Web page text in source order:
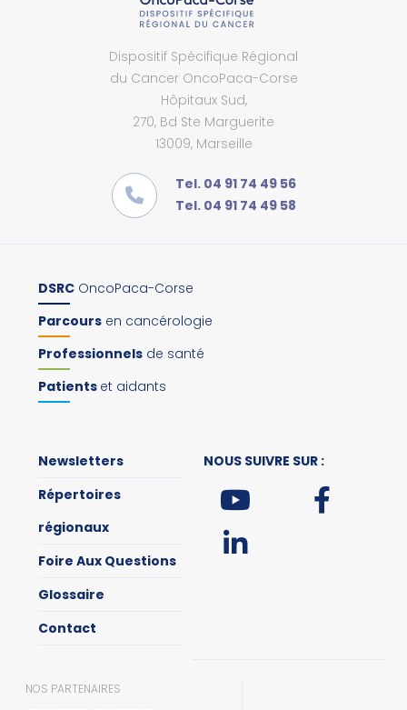
Dispositif Spécifique Régional
du Cancer OncoPaca-Corse
Hôpitaux Sud,
270, Bd Ste Marguerite
13009, Marseille
Tel. 04 91 74 49 56
Tel. 04 91 74 49 58
DSRC OncoPaca-Corse
Parcours en cancérologie
Professionnels de santé
Patients et aidants
Newsletters
Répertoires
régionaux
Foire Aux Questions
Glossaire
Contact
NOUS SUIVRE SUR :
NOS PARTENAIRES